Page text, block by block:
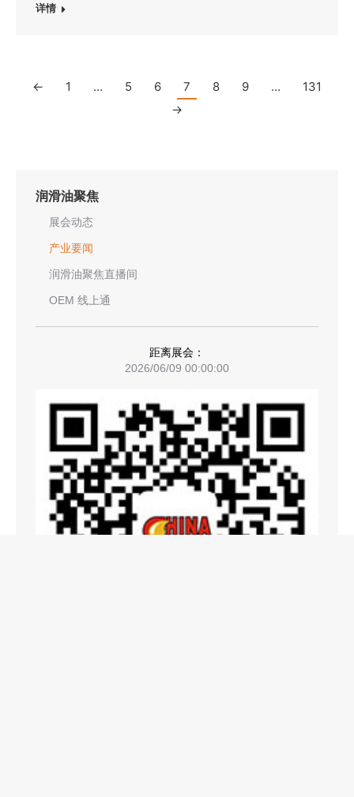
详情
← 1 … 5 6 7 8 9 …
131
→
润滑油聚焦
展会动态
产业要闻
润滑油聚焦直播间
OEM 线上通
距离展会：
2026/06/09 00:00:00